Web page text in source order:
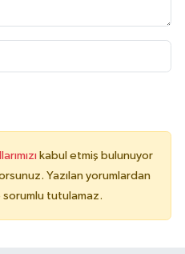
kabul etmiş bulunuyor
Yazılan yorumlardan
sorumlu tutulamaz.